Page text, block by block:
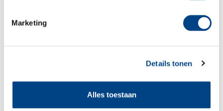
Marketing
Details tonen
Alles toestaan